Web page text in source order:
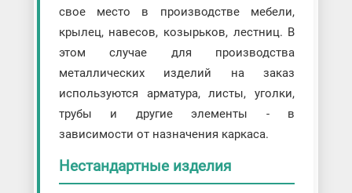
свое место в производстве мебели,
крылец, навесов, козырьков, лестниц. В
этом случае для производства
металлических изделий на заказ
используются арматура, листы, уголки,
трубы и другие элементы - в
зависимости от назначения каркаса.
Нестандартные изделия